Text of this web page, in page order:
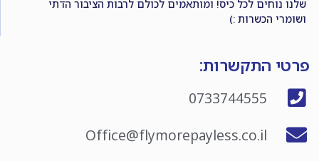
שלנו נוחים לכל כיס! ומותאמים לכולם לרבות הציבור הדתי
ושומרי הכשרות :)
פרטי התקשרות:
0733744555
Office@flymorepayless.co.il